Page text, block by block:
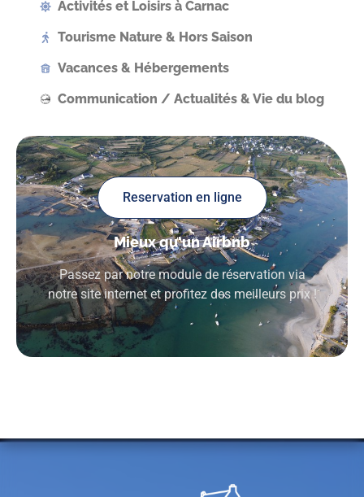
Activités et Loisirs à Carnac
Tourisme Nature & Hors Saison
Vacances & Hébergements
Communication / Actualités & Vie du blog
Reservation en ligne
Mieux qu'un Airbnb
Passez par notre module de réservation via
notre site internet et profitez des meilleurs prix !